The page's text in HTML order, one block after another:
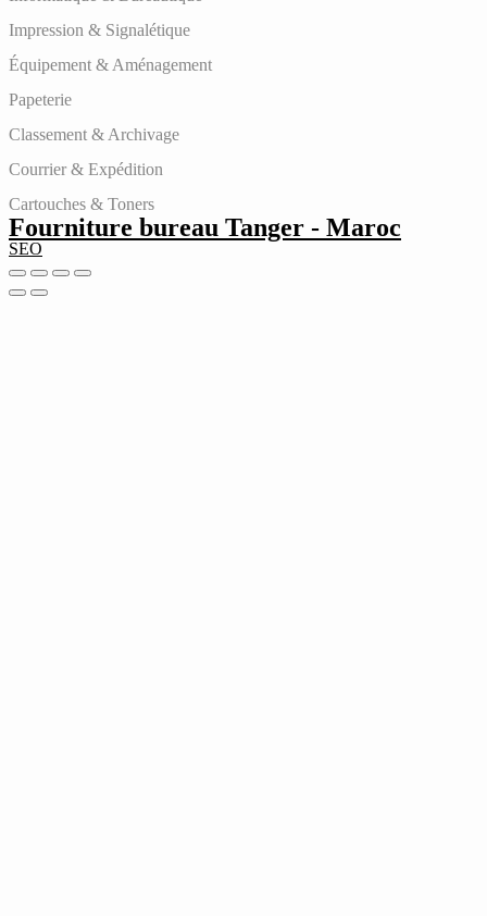
Impression & Signalétique
Équipement & Aménagement
Papeterie
Classement & Archivage
Courrier & Expédition
Cartouches & Toners
Fourniture bureau Tanger - Maroc
SEO